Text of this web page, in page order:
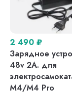
2 490 ₽
Зарядное
48v 2A. для
M4/M4 Pro